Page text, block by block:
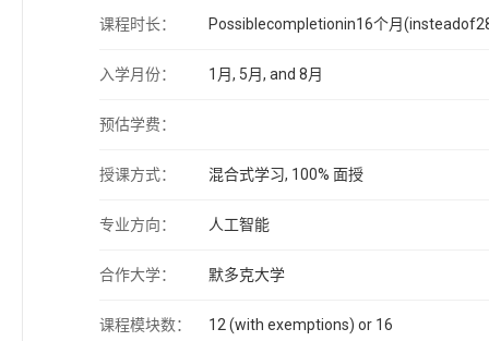
课程时长： Possiblecompletionin16个月
入学月份： 1月, 5月, and 8月
预估学费：
授课方式： 混合式学习, 100% 面授
专业方向： 人工智能
合作大学： 默多克大学
课程模块数： 12 (with exemptions) or 16